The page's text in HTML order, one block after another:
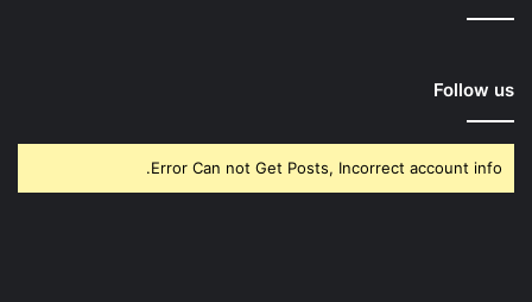
Follow us
Error Can not Get Posts, Incorrect account info.